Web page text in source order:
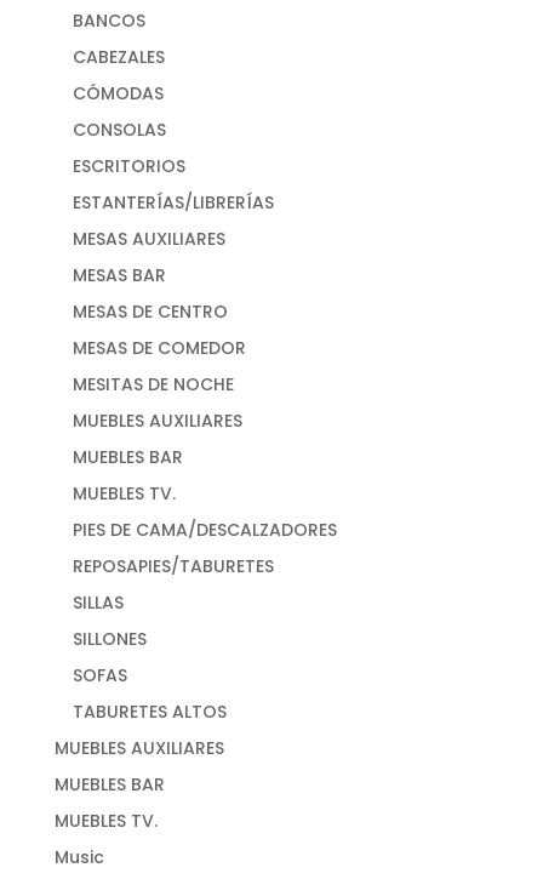
BANCOS
CABEZALES
CÓMODAS
CONSOLAS
ESCRITORIOS
ESTANTERÍAS/LIBRERÍAS
MESAS AUXILIARES
MESAS BAR
MESAS DE CENTRO
MESAS DE COMEDOR
MESITAS DE NOCHE
MUEBLES AUXILIARES
MUEBLES BAR
MUEBLES TV.
PIES DE CAMA/DESCALZADORES
REPOSAPIES/TABURETES
SILLAS
SILLONES
SOFAS
TABURETES ALTOS
MUEBLES AUXILIARES
MUEBLES BAR
MUEBLES TV.
Music